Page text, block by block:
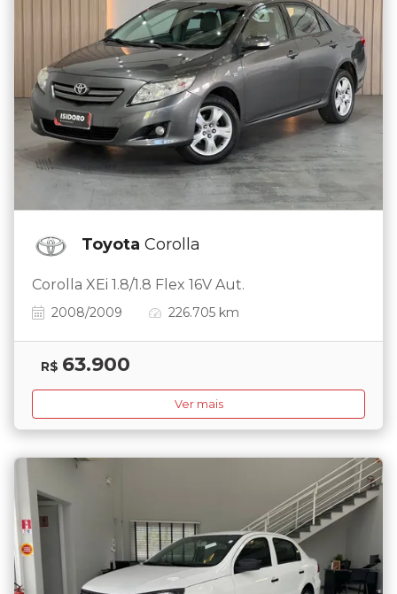
Toyota Corolla
Corolla XEi 1.8/1.8 Flex 16V Aut.
2008/2009 226.705 km
R$ 63.900
Ver mais